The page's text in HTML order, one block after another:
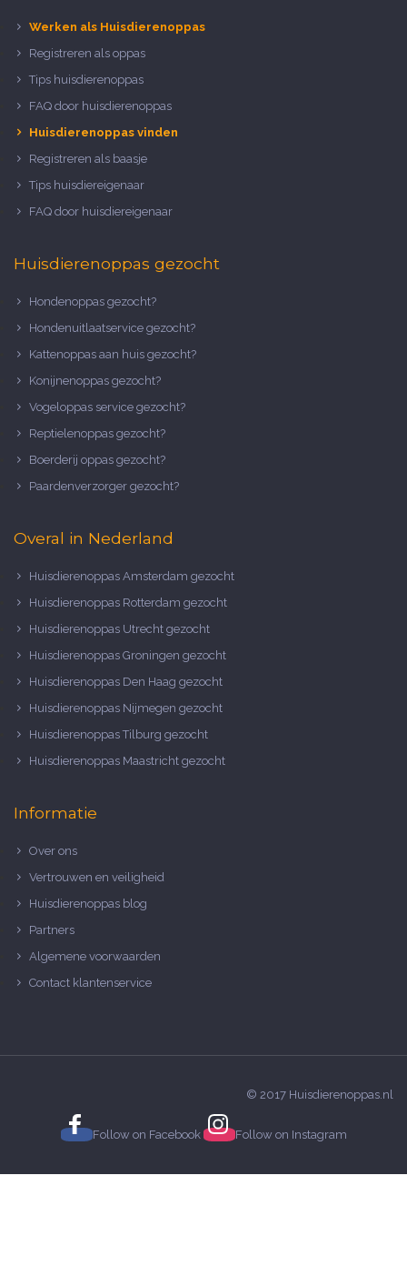
Werken als Huisdierenoppas
Registreren als oppas
Tips huisdierenoppas
FAQ door huisdierenoppas
Huisdierenoppas vinden
Registreren als baasje
Tips huisdiereigenaar
FAQ door huisdiereigenaar
Huisdierenoppas gezocht
Hondenoppas gezocht?
Hondenuitlaatservice gezocht?
Kattenoppas aan huis gezocht?
Konijnenoppas gezocht?
Vogeloppas service gezocht?
Reptielenoppas gezocht?
Boerderij oppas gezocht?
Paardenverzorger gezocht?
Overal in Nederland
Huisdierenoppas Amsterdam gezocht
Huisdierenoppas Rotterdam gezocht
Huisdierenoppas Utrecht gezocht
Huisdierenoppas Groningen gezocht
Huisdierenoppas Den Haag gezocht
Huisdierenoppas Nijmegen gezocht
Huisdierenoppas Tilburg gezocht
Huisdierenoppas Maastricht gezocht
Informatie
Over ons
Vertrouwen en veiligheid
Huisdierenoppas blog
Partners
Algemene voorwaarden
Contact klantenservice
© 2017 Huisdierenoppas.nl
Follow on Facebook Follow on Instagram